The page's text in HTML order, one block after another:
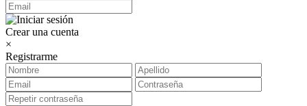
Crear una cuenta
×
Registrarme